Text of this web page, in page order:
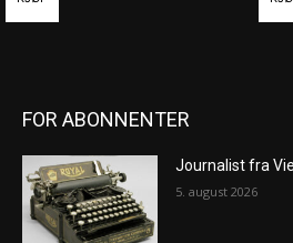
FOR ABONNENTER
Journalist fra
5. august 2026